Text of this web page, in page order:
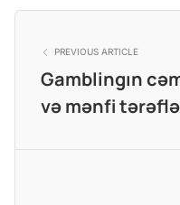
PREVIOUS ARTICLE
Gamblingın
və mənfi